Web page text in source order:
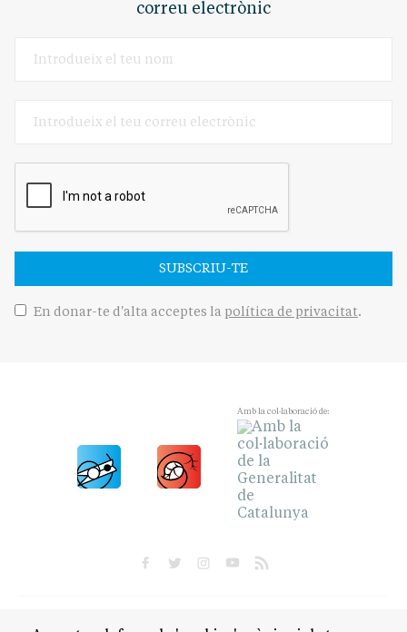
correu electrònic
SUBSCRIU-TE
En donar-te d'alta acceptes la política de privacitat.
Amb la col·laboració de:
POLÍTICA CULTURA SOCIETAT ESPORTS